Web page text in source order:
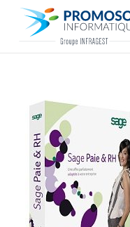
Qui sommes-nous ?
Nos ressources
Support